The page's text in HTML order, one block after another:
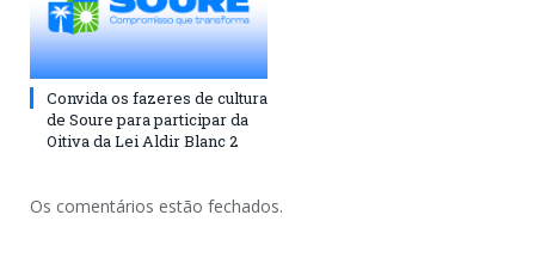
Convida os fazeres de cultura
de Soure para participar da
Oitiva da Lei Aldir Blanc 2
Os comentários estão fechados.